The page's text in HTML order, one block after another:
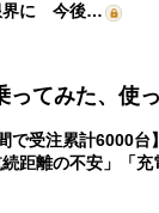
界に 今後…
ってみた、使
で受注累計6000台
距離の不安」「充